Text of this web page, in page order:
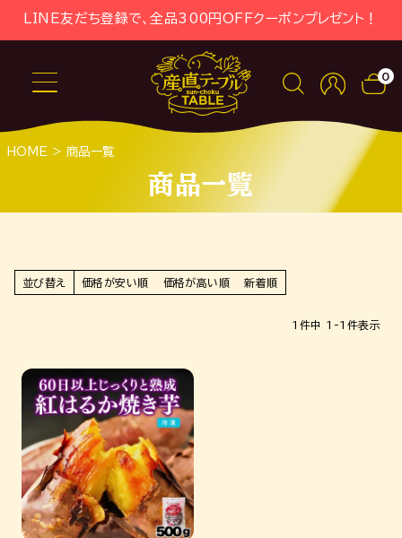
LINE友だち登録で、全品300円OFFクーポンプレゼント！
0
HOME 商品一覧
商品一覧
並び替え 価格が安い順 価格が高い順 新着順
1 件中 1 -1 件表示